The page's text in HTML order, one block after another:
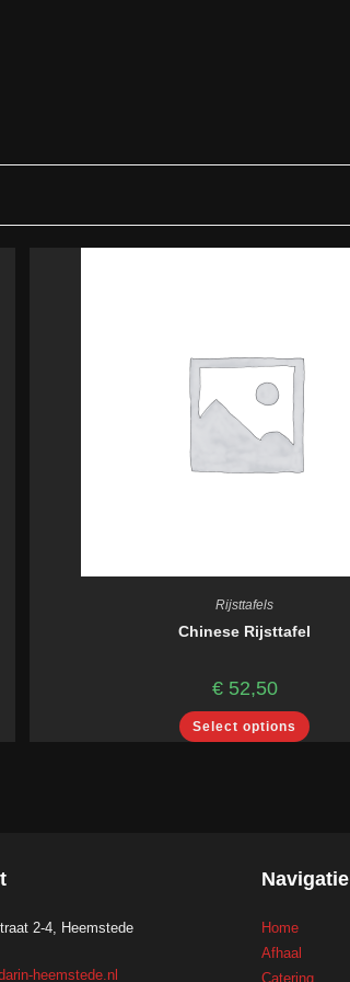
Rijsttafels
Chinese Rijsttafel
€52,50
Select options
2-4, Heemstede
heemstede.nl
Navigatie
Home
Afhaal
Catering